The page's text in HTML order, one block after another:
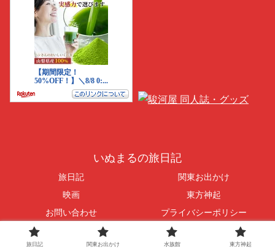
いぬまるの旅日記
旅日記
関東お出かけ
映画
東方神起
お問い合わせ
プライバシーポリシー
© 2016-2026 いぬまるの旅日記.
旅日記 関東お出かけ 水族館 東方神起